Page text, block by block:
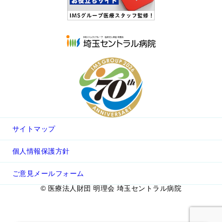
サイトマップ
個人情報保護方針
ご意見メールフォーム
© 医療法人財団 明理会 埼玉セントラル病院